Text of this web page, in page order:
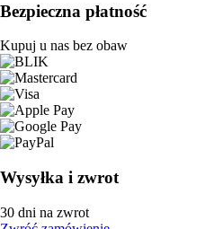
Bezpieczna płatność
Kupuj u nas bez obaw
Wysyłka i zwrot
30 dni na zwrot